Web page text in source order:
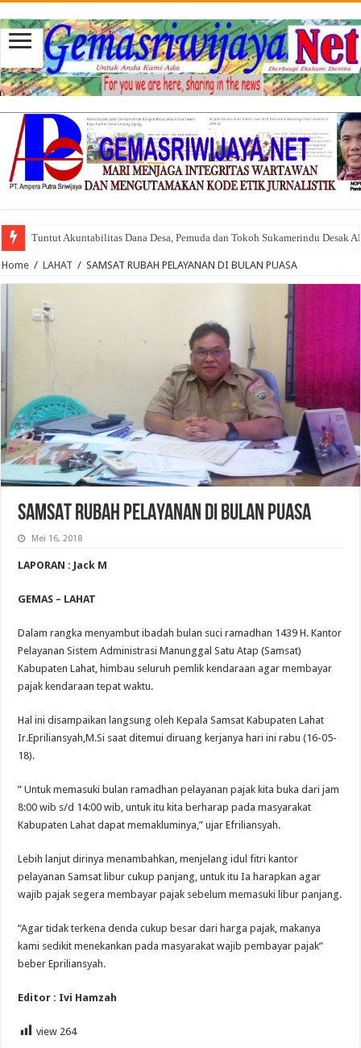
Tuntut Akuntabilitas Dana Desa, Pemuda dan Tokoh Sukamerindu Desak
Home / LAHAT / SAMSAT RUBAH PELAYANAN DI BULAN PUASA
SAMSAT RUBAH PELAYANAN DI BULAN PUASA
Mei 16, 2018
LAPORAN : Jack M
GEMAS – LAHAT
Dalam rangka menyambut ibadah bulan suci ramadhan 1439 H. Kantor
Pelayanan Sistem Administrasi Manunggal Satu Atap (Samsat)
Kabupaten Lahat, himbau seluruh pemlik kendaraan agar membayar
pajak kendaraan tepat waktu.
Hal ini disampaikan langsung oleh Kepala Samsat Kabupaten Lahat
Ir.Epriliansyah,M.Si saat ditemui diruang kerjanya hari ini rabu (16-05-
18).
” Untuk memasuki bulan ramadhan pelayanan pajak kita buka dari jam
8:00 wib s/d 14:00 wib, untuk itu kita berharap pada masyarakat
Kabupaten Lahat dapat memakluminya,” ujar Efriliansyah.
Lebih lanjut dirinya menambahkan, menjelang idul fitri kantor
pelayanan Samsat libur cukup panjang, untuk itu Ia harapkan agar
wajib pajak segera membayar pajak sebelum memasuki libur panjang.
“Agar tidak terkena denda cukup besar dari harga pajak, makanya
kami sedikit menekankan pada masyarakat wajib pembayar pajak”
beber Epriliansyah.
Editor : Ivi Hamzah
view 264